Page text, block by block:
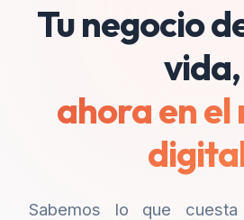
Tu negocio
vida,
ahora en el
Sabemos lo que